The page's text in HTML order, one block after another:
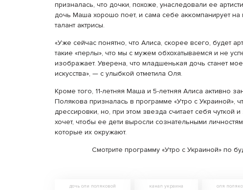
призналась, что дочки, похоже, унаследовали ее
дочь Маша хорошо поет, и сама себе аккомпанирует
талант актрисы.
«Уже сейчас понятно, что Алиса, скорее всего, будет
такие «перлы», что мы с мужем обхохатываемся и не
изображает. Уверена, что младшенькая дочь станет
искусства», — с улыбкой отметила Оля.
Кроме того, 11-летняя Маша и 5-летняя Алиса активно
Полякова призналась в программе «Утро с Украиной»,
дрессировки, но, при этом звезда считает себя чуткой
хочет, чтобы ее дети выросли сознательными
которые их окружают.
Смотрите программу «Утро с Украиной» по
дочь оли поляковой канал украина оля